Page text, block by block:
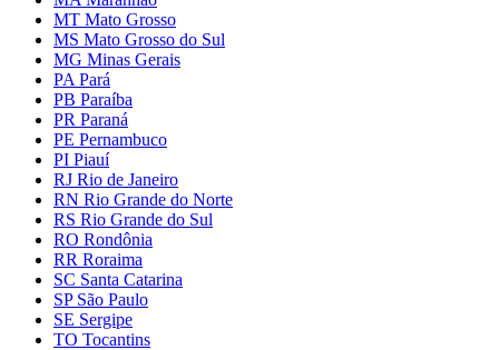
MT Mato Grosso
MS Mato Grosso do Sul
MG Minas Gerais
PA Pará
PB Paraíba
PR Paraná
PE Pernambuco
PI Piauí
RJ Rio de Janeiro
RN Rio Grande do Norte
RS Rio Grande do Sul
RO Rondônia
RR Roraima
SC Santa Catarina
SP São Paulo
SE Sergipe
TO Tocantins